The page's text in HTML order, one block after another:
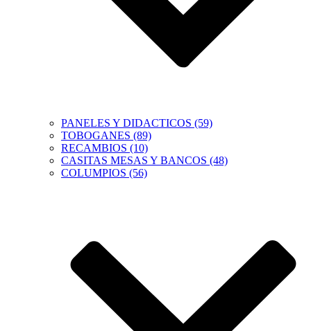
PANELES Y DIDACTICOS (59)
TOBOGANES (89)
RECAMBIOS (10)
CASITAS MESAS Y BANCOS (48)
COLUMPIOS (56)